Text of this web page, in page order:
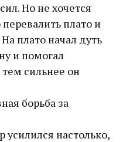
Но не хочется
плато и
плато начал дуть
и помогал
сильнее он
борьба за
усилился настолько,